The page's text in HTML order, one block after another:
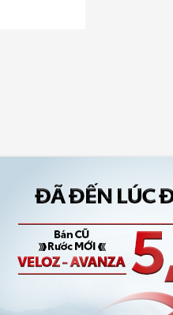
– Mua Xe Mới Với Lãi Suất